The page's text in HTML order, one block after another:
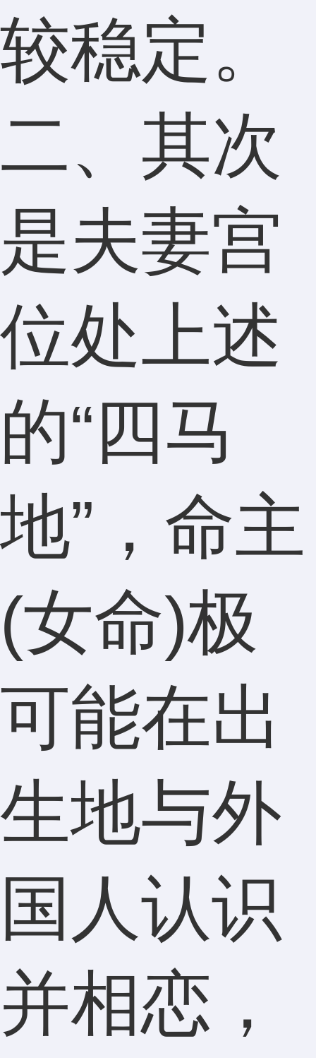
较稳定。
二、其次
是夫妻宫
位处上述
的“四马
地”，命主
(女命)极
可能在出
生地与外
国人认识
并相恋，